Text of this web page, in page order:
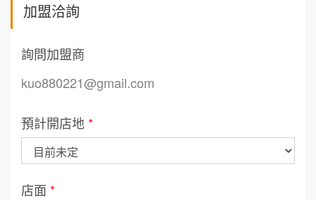
加盟洽詢
詢問加盟商
kuo880221@gmail.com
預計開店地 *
店面 *